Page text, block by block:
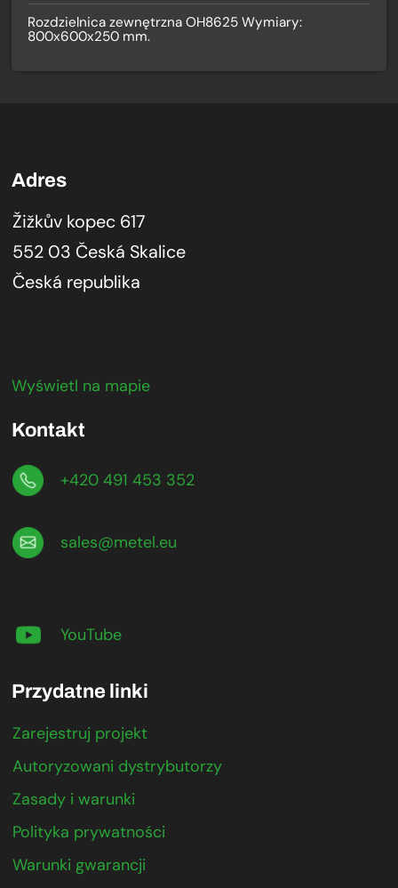
Rozdzielnica zewnętrzna OH8625 Wymiary:
800x600x250 mm.
Adres
Žižkův kopec 617
552 03 Česká Skalice
Česká republika
Wyświetl na mapie
Kontakt
+420 491 453 352
sales@metel.eu
YouTube
Przydatne linki
Zarejestruj projekt
Autoryzowani dystrybutorzy
Zasady i warunki
Polityka prywatności
Warunki gwarancji